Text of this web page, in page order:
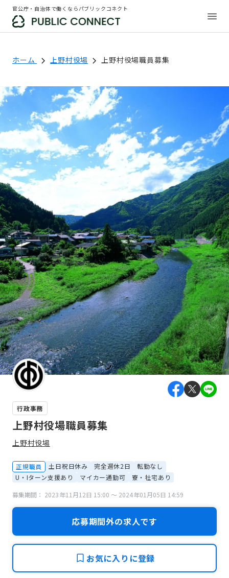
官公庁・自治体で働くならパブリックコネクト
ホーム 上野村役場 上野村役場職員募集
行政事務
上野村役場職員募集
上野村役場
正規職員 土日祝日休み 完全週休2日
転勤なし
U・Iターン支援あり
マイカー通勤可
寮・社宅あり
募集期間： 2023年11月12日 15:00 〜 2024年01月05日 14:59
応募期間外の求人です
お気に入りに登録